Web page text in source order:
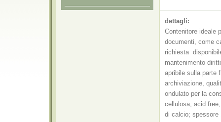
dettagli:
Contenitore ideale
documenti, come
richiesta 
mantenimento
apribile sulla parte
archiviazione,
ondulato per la
cellulosa, acid
di calcio; spessore